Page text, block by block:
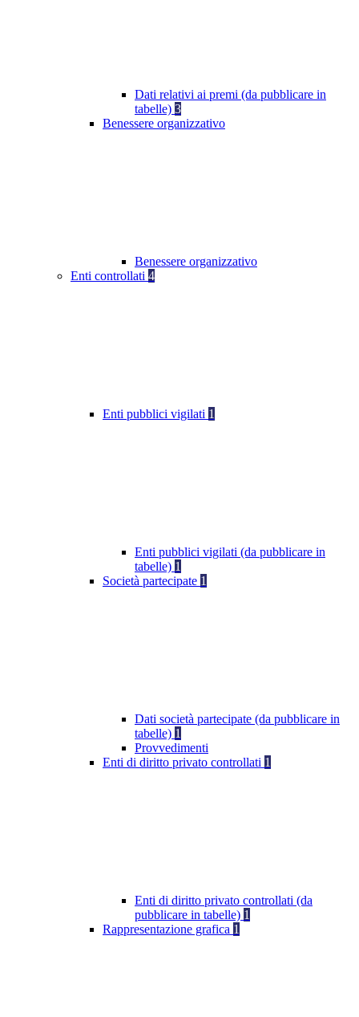
Dati relativi ai premi (da pubblicare in
tabelle) 3
Benessere organizzativo
Benessere organizzativo
Enti controllati 4
Enti pubblici vigilati 1
Enti pubblici vigilati (da pubblicare in
tabelle) 1
Società partecipate 1
Dati società partecipate (da pubblicare in
tabelle) 1
Provvedimenti
Enti di diritto privato controllati 1
Enti di diritto privato controllati (da
pubblicare in tabelle) 1
Rappresentazione grafica 1